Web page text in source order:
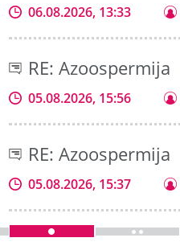
06.08.2026, 13:33
RE: Azoospermija
05.08.2026, 15:56
RE: Azoospermija
05.08.2026, 15:37